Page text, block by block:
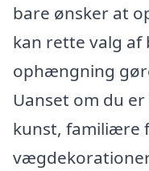
bare ønsker at
kan rette valg af
ophængning
Uanset om du
kunst, familiære